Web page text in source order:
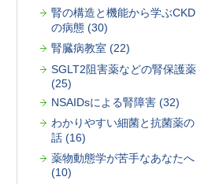
腎の構造と機能から学ぶCKD
の病態 (30)
腎臓病教室 (22)
SGLT2阻害薬などの腎保護薬
(25)
NSAIDsによる腎障害 (32)
わかりやすい細菌と抗菌薬の
話 (16)
薬物動態学が苦手なあなたへ
(10)